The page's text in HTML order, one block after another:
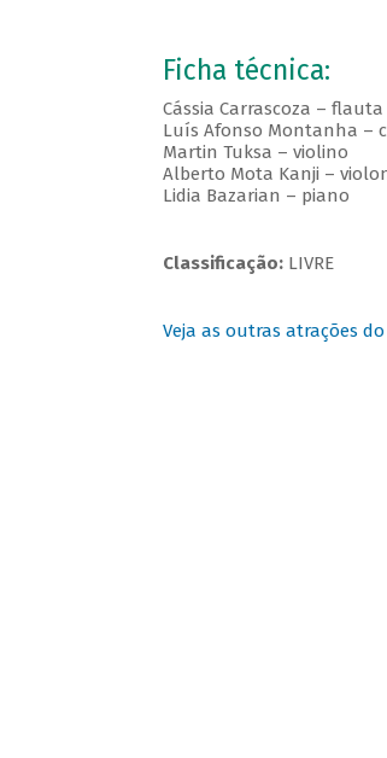
Ficha técnica:
Cássia Carrascoza – flauta
Luís Afonso Montanha –
Martin Tuksa – violino
Alberto Mota Kanji –
Lidia Bazarian – piano
Classificação:LIVRE
Veja as outras atrações